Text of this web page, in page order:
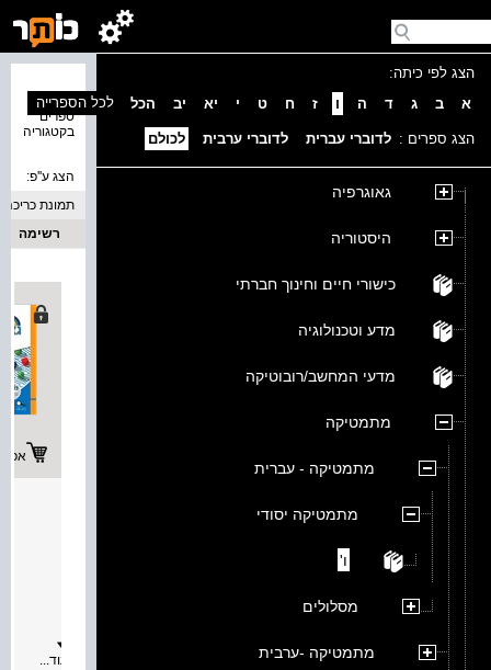
הצג לפי כיתה:
א
ב ג ד ה ו ז ח ט י יא יב הכל
הצג ספרים : לדוברי עברית לדוברי ערבית לכולם
גאוגרפיה
היסטוריה
כישורי חיים וחינוך חברתי
מדע וטכנולוגיה
מדעי המחשב/רובוטיקה
מתמטיקה
מתמטיקה - עברית
מתמטיקה יסודי
ו'
מסלולים
מתמטיקה -ערבית
ספרים
בקטגוריה
לכל הספרייה
הצג ע''פ:
תמונת כריכה
רשימה
עוד...